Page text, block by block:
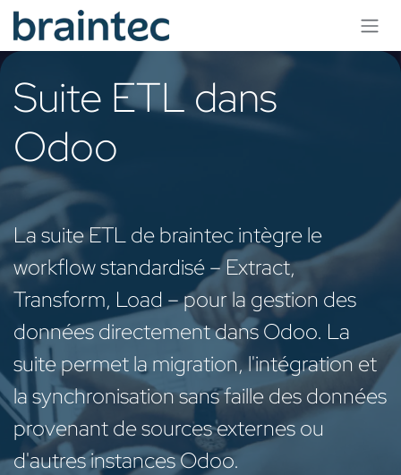
Se rendre au contenu
Suite ETL dans
Odoo
La suite ETL de braintec intègre le
workflow standardisé – Extract,
Transform, Load – pour la gestion des
données directement dans Odoo. La
suite permet la migration, l'intégration et
la synchronisation sans faille des données
provenant de sources externes ou
d'autres instances Odoo.